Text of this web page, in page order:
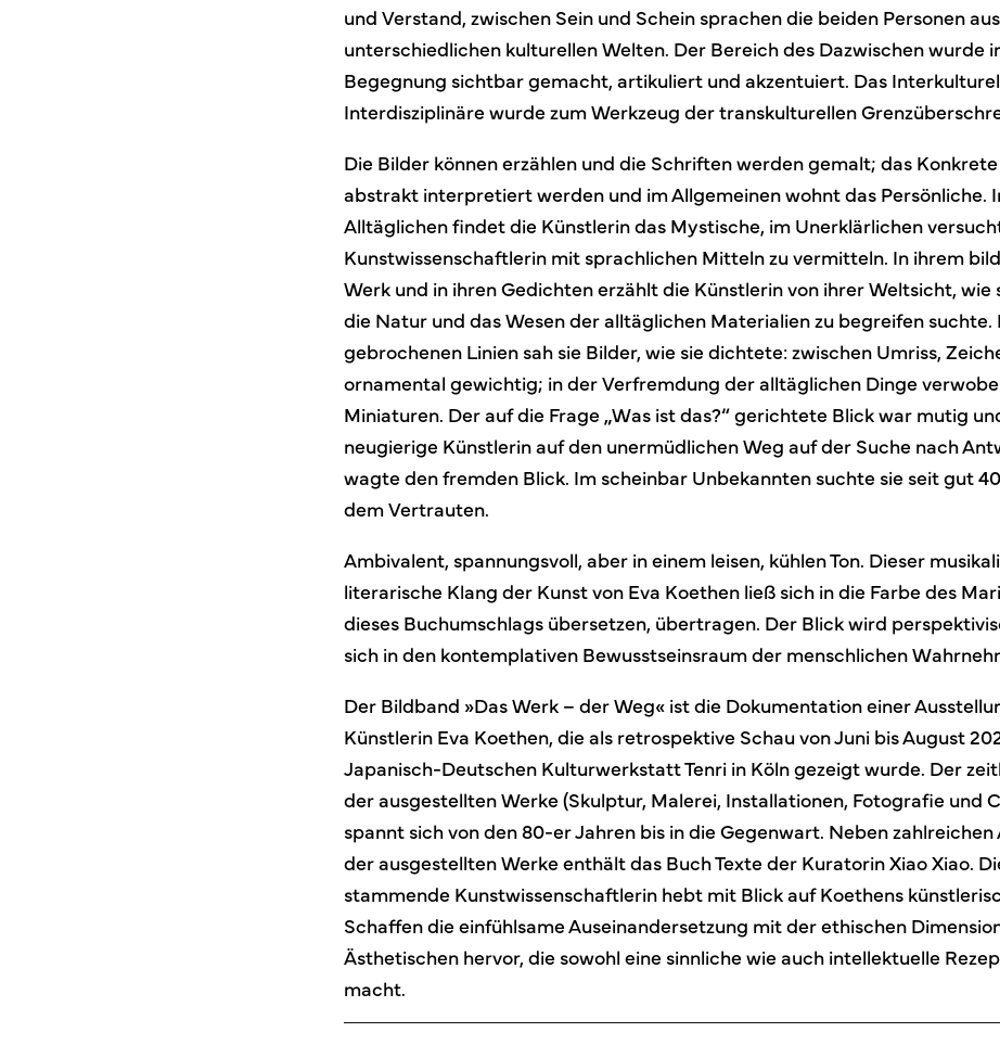
und Verstand, zwischen Sein und Schein sprachen die beiden Personen
unterschiedlichen kulturellen Welten. Der Bereich des Dazwischen wurde
Begegnung sichtbar gemacht, artikuliert und akzentuiert. Das
Interdisziplinäre wurde zum Werkzeug der transkulturellen
Die Bilder können erzählen und die Schriften werden gemalt; das
abstrakt interpretiert werden und im Allgemeinen wohnt das Persönliche.
Alltäglichen findet die Künstlerin das Mystische, im Unerklärlichen
Kunstwissenschaftlerin mit sprachlichen Mitteln zu vermitteln. In ihrem
Werk und in ihren Gedichten erzählt die Künstlerin von ihrer Weltsicht, wie
die Natur und das Wesen der alltäglichen Materialien zu begreifen suchte.
gebrochenen Linien sah sie Bilder, wie sie dichtete: zwischen Umriss,
ornamental gewichtig; in der Verfremdung der alltäglichen Dinge
Miniaturen. Der auf die Frage „Was ist das?“ gerichtete Blick war mutig
neugierige Künstlerin auf den unermüdlichen Weg auf der Suche nach
wagte den fremden Blick. Im scheinbar Unbekannten suchte sie seit gut
dem Vertrauten.
Ambivalent, spannungsvoll, aber in einem leisen, kühlen Ton. Dieser
literarische Klang der Kunst von Eva Koethen ließ sich in die Farbe des
dieses Buchumschlags übersetzen, übertragen. Der Blick wird
sich in den kontemplativen Bewusstseinsraum der menschlichen
Der Bildband »Das Werk – der Weg« ist die Dokumentation einer
Künstlerin Eva Koethen, die als retrospektive Schau von Juni bis August
Japanisch-Deutschen Kulturwerkstatt Tenri in Köln gezeigt wurde. Der
der ausgestellten Werke (Skulptur, Malerei, Installationen, Fotografie und
spannt sich von den 80-er Jahren bis in die Gegenwart. Neben
der ausgestellten Werke enthält das Buch Texte der Kuratorin Xiao Xiao.
stammende Kunstwissenschaftlerin hebt mit Blick auf Koethens
Schaffen die einfühlsame Auseinandersetzung mit der ethischen
Ästhetischen hervor, die sowohl eine sinnliche wie auch intellektuelle
macht.